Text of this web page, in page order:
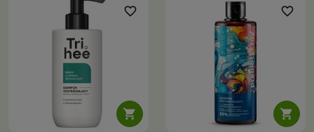

favorite_border

favorite_border